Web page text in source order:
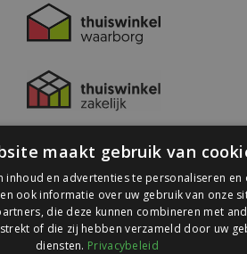
© 2026 Ledlichtdiscounter.nl
maakt gebruik van
inhoud en advertenties te personaliseren en
ook informatie over uw gebruik van onze
die deze kunnen combineren met
of die zij hebben verzameld door uw
diensten. Privacybeleid